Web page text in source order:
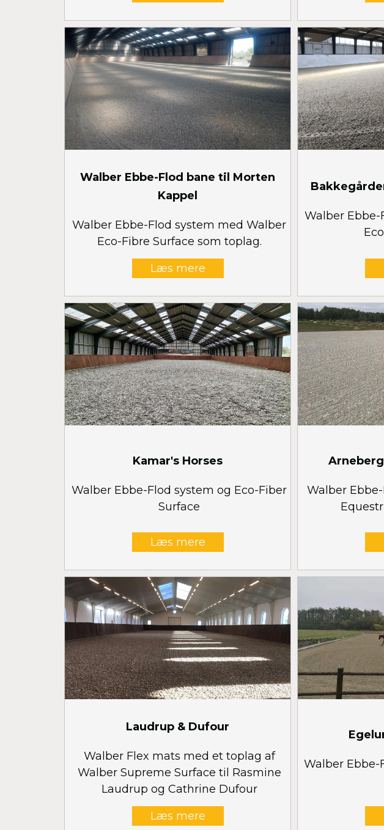
Walber Ebbe-Flod bane til Morten
Kappel
Walber Ebbe-Flod system med Walber
Eco-Fibre Surface som toplag.
Læs mere
Walber
Kamar's Horses
Walber Ebbe-Flod system og Eco-Fiber
Surface
Læs mere
Walber
Laudrup & Dufour
Walber Flex mats med et toplag af
Walber Supreme Surface til Rasmine
Laudrup og Cathrine Dufour
Læs mere
Walber Ebbe-